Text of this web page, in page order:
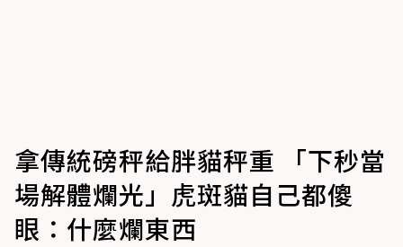
拿傳統磅秤給胖貓秤重 「下秒當
場解體爛光」虎斑貓自己都傻
眼：什麼爛東西